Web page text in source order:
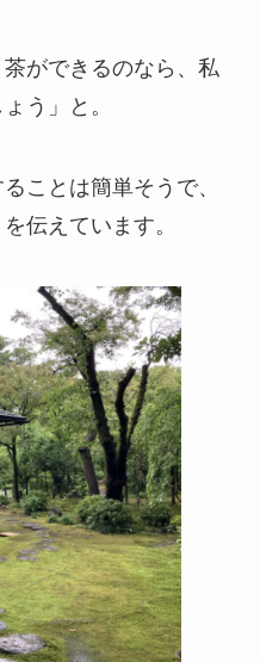
茶ができるのなら、私
う」と。
ことは簡単そうで、
伝えています。